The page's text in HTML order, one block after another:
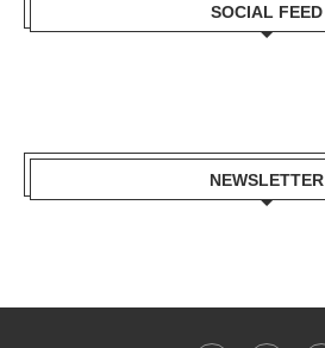
SOCIAL FEED
NEWSLETTER